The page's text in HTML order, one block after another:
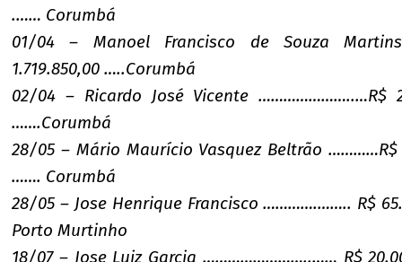
.…… Corumbá
01/04 – Manoel Francisco de Souza
1.719.850,00 …..Corumbá
02/04 – Ricardo José Vicente …………………..…R$
…….Corumbá
28/05 – Mário Maurício Vasquez Beltrão …………R$
……. Corumbá
28/05 – Jose Henrique Francisco ………….…….. R$
Porto Murtinho
18/07 – Jose Luiz Garcia ……………………..…… R$